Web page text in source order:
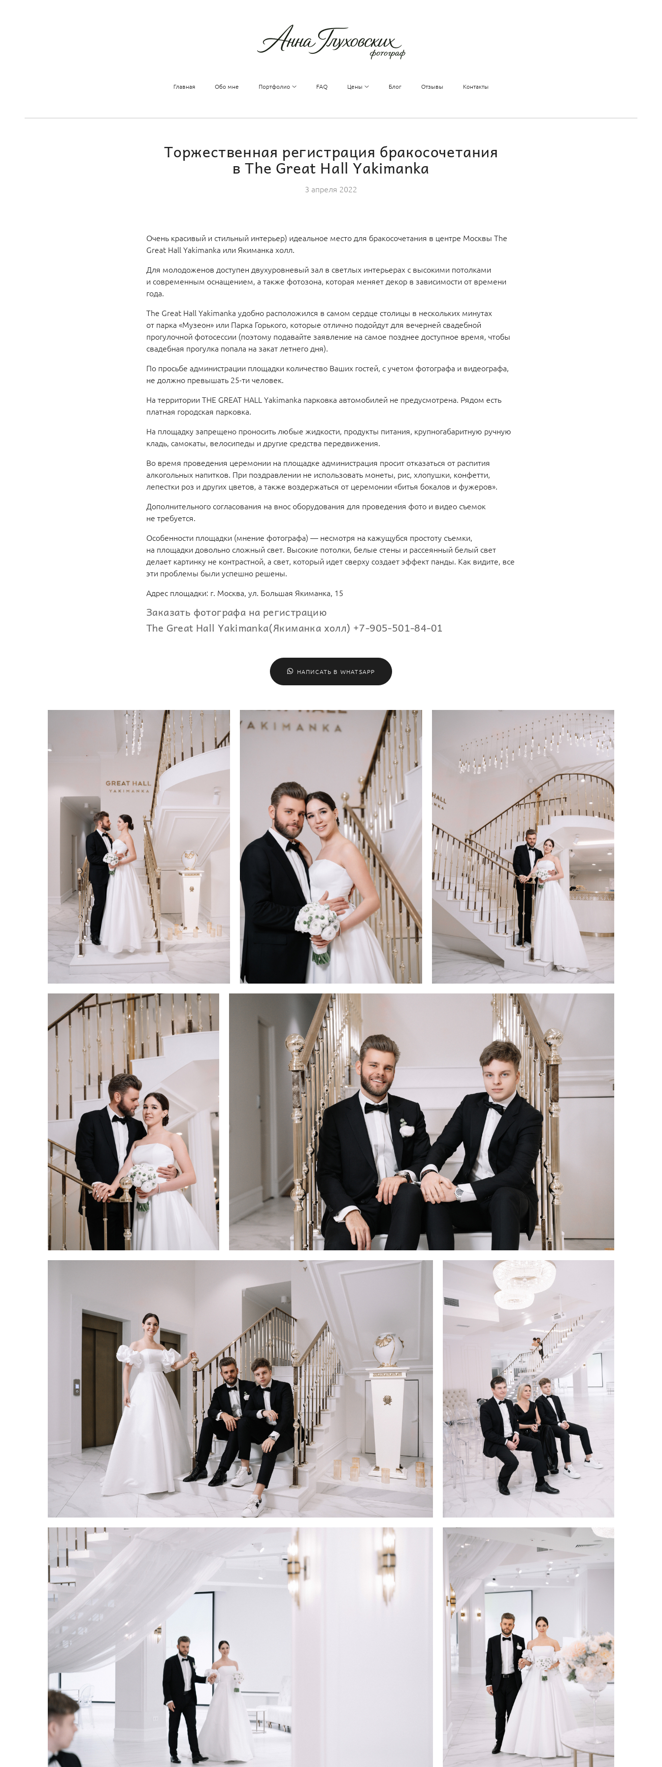
Главная Обо мне Портфолио FAQ Цены Блог Отзывы Контакты
Торжественная регистрация бракосочетания
в The Great Hall Yakimanka
3 апреля 2022
Очень красивый и стильный интерьер) идеальное место для бракосочетания в центре Москвы The
Great Hall Yakimanka или Якиманка холл.
Для молодоженов доступен двухуровневый зал в светлых интерьерах с высокими потолками
и современным оснащением, а также фотозона, которая меняет декор в зависимости от времени
года.
The Great Hall Yakimanka удобно расположился в самом сердце столицы в нескольких минутах
от парка «Музеон» или Парка Горького, которые отлично подойдут для вечерней свадебной
прогулочной фотосессии (поэтому подавайте заявление на самое позднее доступное время, чтобы
свадебная прогулка попала на закат летнего дня).
По просьбе администрации площадки количество Ваших гостей, с учетом фотографа и видеографа,
не должно превышать 25-ти человек.
На территории THE GREAT HALL Yakimanka парковка автомобилей не предусмотрена. Рядом есть
платная городская парковка.
На площадку запрещено проносить любые жидкости, продукты питания, крупногабаритную ручную
кладь, самокаты, велосипеды и другие средства передвижения.
Во время проведения церемонии на площадке администрация просит отказаться от распития
алкогольных напитков. При поздравлении не использовать монеты, рис, хлопушки, конфетти,
лепестки роз и других цветов, а также воздержаться от церемонии «битья бокалов и фужеров».
Дополнительного согласования на внос оборудования для проведения фото и видео съемок
не требуется.
Особенности площадки (мнение фотографа) — несмотря на кажущубся простоту съемки,
на площадки довольно сложный свет. Высокие потолки, белые стены и рассеянный белый свет
делает картинку не контрастной, а свет, который идет сверху создает эффект панды. Как видите, все
эти проблемы были успешно решены.
Адрес площадки: г. Москва, ул. Большая Якиманка, 15
Заказать фотографа на регистрацию
The Great Hall Yakimanka(Якиманка холл) +7-905-501-84-01
НАПИСАТЬ В WHATSAPP